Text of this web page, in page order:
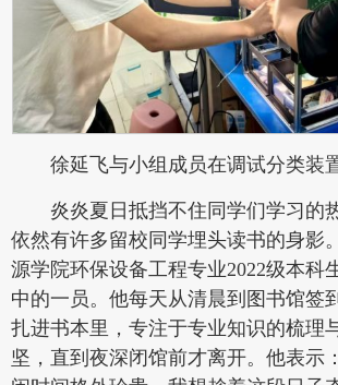
徐延飞与小组成员在调试分类装
炎炎夏日抵挡不住同学们学习的
依然有许多留校同学埋头读书的身影
源学院环保设备工程专业2022级本科
中的一员。他每天从清晨到图书馆签
扎进书本里，专注于专业知识的梳理
坚，直到夜深闭馆前才离开。他表示